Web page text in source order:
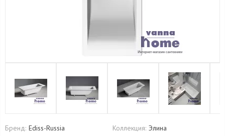
Бренд: Ediss-Russia Коллекция: Элина